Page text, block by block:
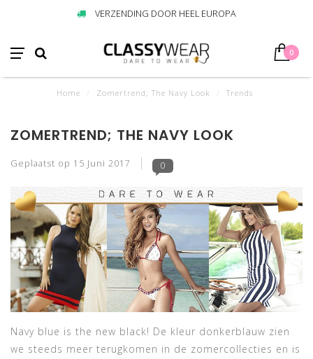
VERZENDING DOOR HEEL EUROPA
0
Home Zomertrend; The Navy Look Trends
ZOMERTREND; THE NAVY LOOK
Geplaatst op 15 Juni 2017 0
Navy blue is the new black! De kleur donkerblauw zien
we steeds meer terugkomen in de zomercollecties en is